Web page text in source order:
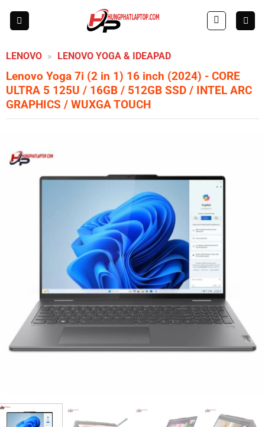
LENOVO » LENOVO YOGA & IDEAPAD
Lenovo Yoga 7i (2 in 1) 16 inch (2024) - CORE
ULTRA 5 125U / 16GB / 512GB SSD / INTEL ARC
GRAPHICS / WUXGA TOUCH